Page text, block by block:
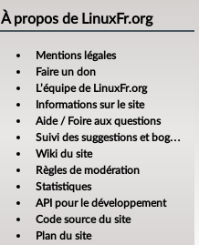
À propos de LinuxFr.org
Mentions légales
Faire un don
L’équipe de LinuxFr.org
Informations sur le site
Aide / Foire aux questions
Suivi des suggestions et bogues
Wiki du site
Règles de modération
Statistiques
API pour le développement
Code source du site
Plan du site